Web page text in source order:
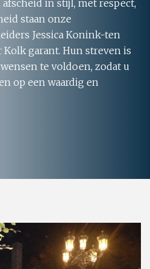
in stijl, met respect,
staan onze
Jessica Konink-ten
Kolk garant. Hun streven is
te voldoen, zodat u
op een waardig en